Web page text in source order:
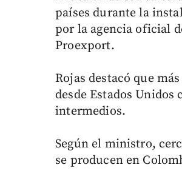
países durante la
por la agencia oficial
Proexport.
Rojas destacó que
desde Estados
intermedios.
Según el ministro,
se producen en